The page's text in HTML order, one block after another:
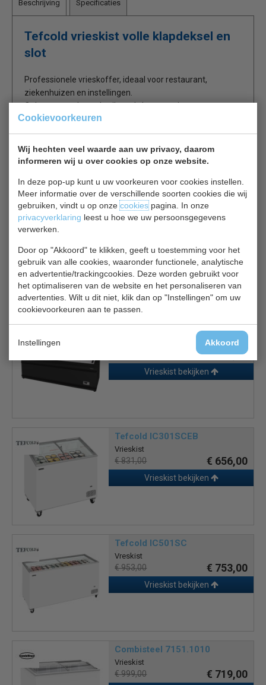
Cookievoorkeuren
Wij hechten veel waarde aan uw privacy, daarom
informeren wij u over cookies op onze website.
In deze pop-up kunt u uw voorkeuren voor cookies instellen.
Meer informatie over de verschillende soorten cookies die wij
gebruiken, vindt u op onzecookiespagina. In onze
privacyverklaring leest u hoe we uw persoonsgegevens
verwerken.
Door op "Akkoord" te klikken, geeft u toestemming voor het
gebruik van alle cookies, waaronder functionele, analytische
en advertentie/trackingcookies. Deze worden gebruikt voor
het optimaliseren van de website en het personaliseren van
advertenties. Wilt u dit niet, klik dan op "Instellingen" om uw
cookievoorkeuren aan te passen.
Instellingen Akkoord
Beschrijving Specificaties
Tefcold vrieskist volle klapdeksel en
slot
Professionele vrieskoffer, ideaal voor restaurant,
ziekenhuizen en instellingen.
Ook zeer goed te gebruiken als bewaarvriezer voor
schepijs. Deze diepvrieskoffer is statisch met vol deksel
op scharnieren.
In de vrieskist heeft u ruimte voor vijf manden, de
diepvrieskoffer wordt geleverd met 1 mand en slot.
Binnenverlichting
Controlelampje
Inclusief een mand
Afsluitbare volle deur
Is dit iets voor jou?
Tefcold NEWLINZ220B
€ 2288,00
Vrieskist bekijken
Tefcold IC301SCEB
Vrieskist
€ 831,00 € 656,00
Vrieskist bekijken
Tefcold IC501SC
Vreskist
€ 953,00 € 753,00
Vrieskist bekijken
Combisteel 7151.1010
Vrieskist
€ 999,00 € 719,00